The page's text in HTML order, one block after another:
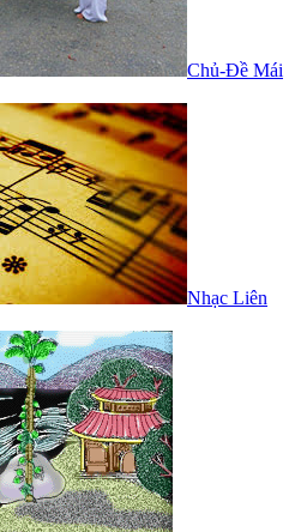
Chủ-Đề Mái
Nhạc Liên